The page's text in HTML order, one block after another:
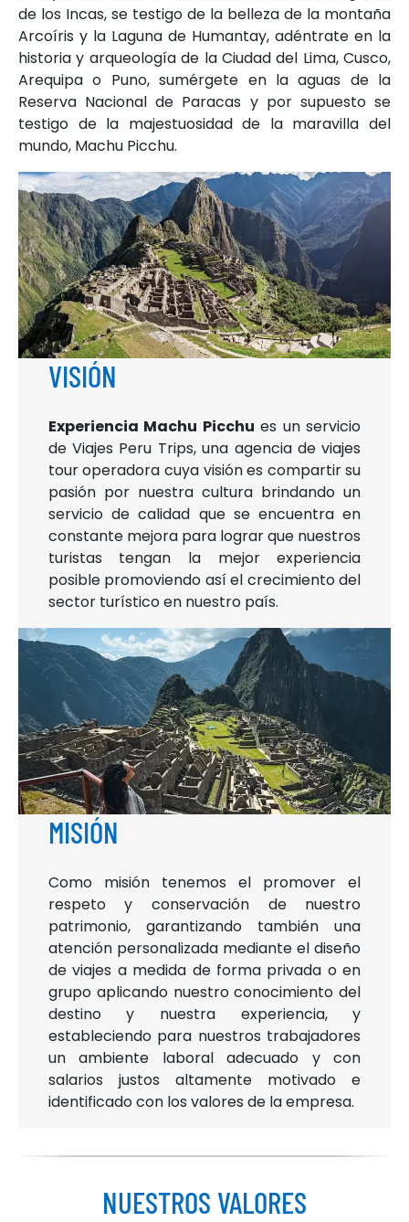
de los Incas, se testigo de la belleza de la montaña
Arcoíris y la Laguna de Humantay, adéntrate en la
historia y arqueología de la Ciudad del Lima, Cusco,
Arequipa o Puno, sumérgete en la aguas de la
Reserva Nacional de Paracas y por supuesto se
testigo de la majestuosidad de la maravilla del
mundo, Machu Picchu.
VISIÓN
Experiencia Machu Picchu es un servicio
de Viajes Peru Trips, una agencia de viajes
tour operadora cuya visión es compartir su
pasión por nuestra cultura brindando un
servicio de calidad que se encuentra en
constante mejora para lograr que nuestros
turistas tengan la mejor experiencia
posible promoviendo así el crecimiento del
sector turístico en nuestro país.
MISIÓN
Como misión tenemos el promover el
respeto y conservación de nuestro
patrimonio, garantizando también una
atención personalizada mediante el diseño
de viajes a medida de forma privada o en
grupo aplicando nuestro conocimiento del
destino y nuestra experiencia, y
estableciendo para nuestros trabajadores
un ambiente laboral adecuado y con
salarios justos altamente motivado e
identificado con los valores de la empresa.
NUESTROS VALORES